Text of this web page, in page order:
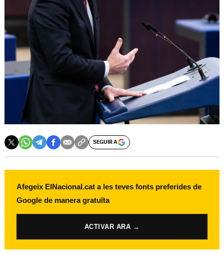
SEGUIR A
Afegeix ElNacional.cat a les teves fonts preferides de
Google de manera gratuïta
ACTIVAR ARA →